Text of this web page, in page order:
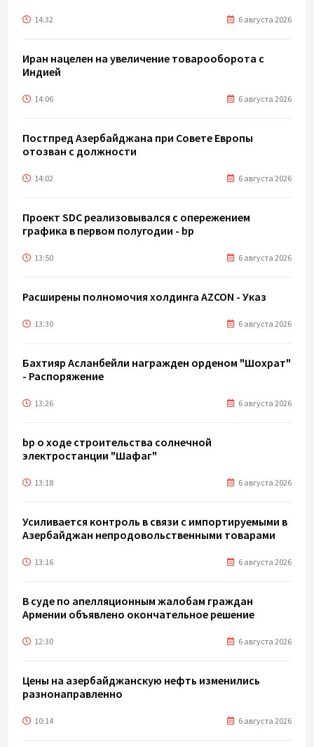
14:32 6 августа 2026
Иран нацелен на увеличение товарооборота с
Индией
14:06 6 августа 2026
Постпред Азербайджана при Совете Европы
отозван с должности
14:02 6 августа 2026
Проект SDC реализовывался с опережением
графика в первом полугодии - bp
13:50 6 августа 2026
Расширены полномочия холдинга AZCON - Указ
13:30 6 августа 2026
Бахтияр Асланбейли награжден орденом "Шохрат"
- Распоряжение
13:26 6 августа 2026
bp о ходе строительства солнечной
электростанции "Шафаг"
13:18 6 августа 2026
Усиливается контроль в связи с импортируемыми в
Азербайджан непродовольственными товарами
13:16 6 августа 2026
В суде по апелляционным жалобам граждан
Армении объявлено окончательное решение
12:30 6 августа 2026
Цены на азербайджанскую нефть изменились
разнонаправленно
10:14 6 августа 2026